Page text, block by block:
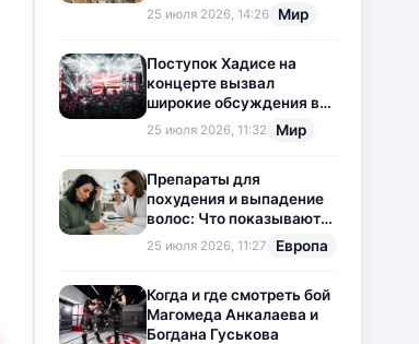
25 июля 2026, 14:26 Мир
Поступок Хадисе на
концерте вызвал
широкие обсуждения в
социальных сетях
25 июля 2026, 11:32 Мир
Препараты для
похудения и выпадение
волос: Что показывают
новые исследования?
25 июля 2026, 11:27 Европа
Когда и где смотреть бой
Магомеда Анкалаева и
Богдана Гуськова